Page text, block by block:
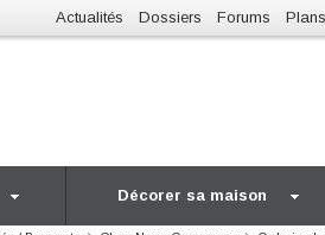
Actualités Dossiers Forums
Décorer sa maison